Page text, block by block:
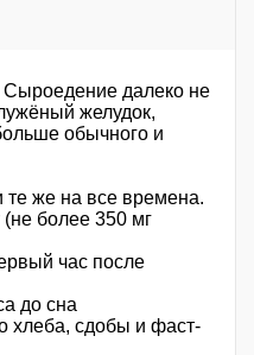
далеко не
желудок,
обычного и
же на все времена.
(не более 350 мг
час после
до сна
хлеба, сдобы и фаст-